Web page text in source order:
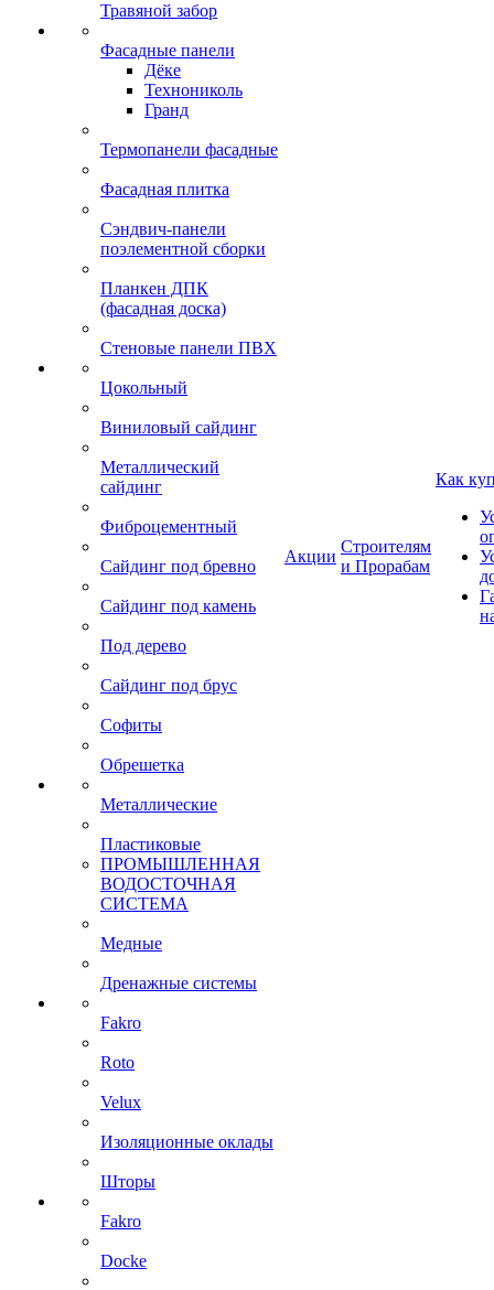
Травяной забор
Фасадные панели
Дёке
Технониколь
Гранд
Термопанели фасадные
Фасадная плитка
Сэндвич-панели
поэлементной сборки
Планкен ДПК
(фасадная доска)
Стеновые панели ПВХ
Цокольный
Виниловый сайдинг
Металлический
сайдинг
Фиброцементный
Сайдинг под бревно
Сайдинг под камень
Под дерево
Сайдинг под брус
Софиты
Обрешетка
Металлические
Пластиковые
ПРОМЫШЛЕННАЯ
ВОДОСТОЧНАЯ
СИСТЕМА
Медные
Дренажные системы
Fakro
Roto
Velux
Изоляционные оклады
Шторы
Fakro
Docke
Акции
Строителям
и Прорабам
Как